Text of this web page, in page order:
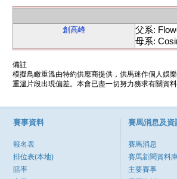
創高峰
父系:
母系:
備註
模擬鳥瞰重溫由特約供應商提供，供馬迷作個人娛
重溫片段出現偏差。本會已盡一切努力務求有關資
賽事資料
報名表
排位表(本地)
賠率
賽馬消息及資
賽馬消息
賽馬新聞資料
主要賽事